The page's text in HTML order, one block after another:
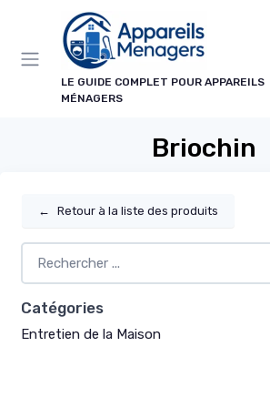
LE GUIDE COMPLET POUR APPAREILS
MÉNAGERS
Briochin
← Retour à la liste des produits
Catégories
Entretien de la Maison
Panneau de gestion des cookies